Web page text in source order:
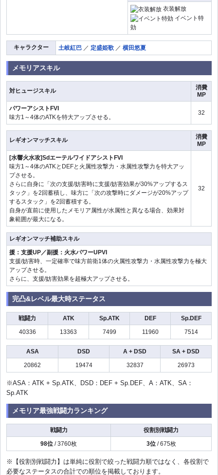
衣装解放
イベント特
効
キャラクター 土岐紅巴 ／ 定盛姫歌 ／ 横田悠夏
メモリアスキル
対ヒュージスキル
消費
MP
パワーアシストFVI
味方1～4体のATKを特大アップさせる。
32
レギオンマッチスキル
消費
MP
[水響火水攻]SdエーテルワイドアシストFVI
味方1～4体のATKとDEFと火属性攻撃力・水属性攻撃力を特大アッ
プさせる。
さらに自身に「次の支援/妨害時に支援/妨害効果が30%アップするス
タック」を2回蓄積し、味方に「次の攻撃時にダメージが20%アップ
するスタック」を2回蓄積する。
自身が直前に使用したメモリア属性が水属性と異なる場合、効果対
象範囲が最大になる。
32
レギオンマッチ補助スキル
援：支援UP／副援：火水パワーUPVI
支援/妨害時、一定確率で味方前衛1体の火属性攻撃力・水属性攻撃力を極大
アップさせる。
さらに、支援/妨害効果を超極大アップさせる。
完凸&レベル最大時ステータス
戦闘力 ATK Sp.ATK DEF
Sp.DEF
40336
13363 7499 11960 7514
ASA DSD A + DSD
SA + DSD
20862
19474 32837 26973
※ASA：ATK + Sp.ATK、DSD：DEF + Sp.DEF、A：ATK、SA：
Sp.ATK
メモリア最強戦闘力ランキング
戦闘力
役割別戦闘力
98位 / 3760枚 3位/ 675枚
※【役割別戦闘力】は単純に役割で絞った戦闘力順ではなく、各役割で
必要なステータスの合計での順位を掲載しております。